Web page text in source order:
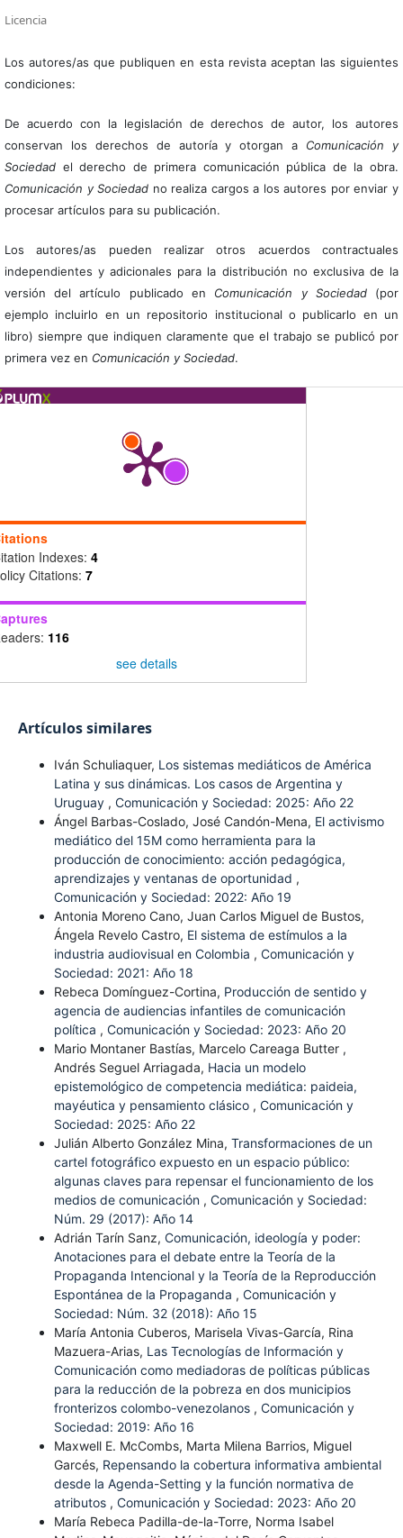
Licencia
Los autores/as que publiquen en esta revista aceptan las siguientes
condiciones:
De acuerdo con la legislación de derechos de autor, los autores
conservan los derechos de autoría y otorgan a Comunicación y
Sociedadel derecho de primera comunicación pública de la obra.
Comunicación y Sociedad no realiza cargos a los autores por enviar y
procesar artículos para su publicación.
Los autores/as pueden realizar otros acuerdos contractuales
independientes y adicionales para la distribución no exclusiva de la
versión del artículo publicado en Comunicación y Sociedad(por
ejemplo incluirlo en un repositorio institucional o publicarlo en un
libro) siempre que indiquen claramente que el trabajo se publicó por
primera vez en Comunicación y Sociedad.
Indexes: 4
Citations: 7
116
see details
Artículos similares
Iván Schuliaquer, Los sistemas mediáticos de América
Latina y sus dinámicas. Los casos de Argentina y
Uruguay , Comunicación y Sociedad: 2025: Año 22
Ángel Barbas-Coslado, José Candón-Mena, El activismo
mediático del 15M como herramienta para la
producción de conocimiento: acción pedagógica,
aprendizajes y ventanas de oportunidad ,
Comunicación y Sociedad: 2022: Año 19
Antonia Moreno Cano, Juan Carlos Miguel de Bustos,
Ángela Revelo Castro, El sistema de estímulos a la
industria audiovisual en Colombia , Comunicación y
Sociedad: 2021: Año 18
Rebeca Domínguez-Cortina, Producción de sentido y
agencia de audiencias infantiles de comunicación
política , Comunicación y Sociedad: 2023: Año 20
Mario Montaner Bastías, Marcelo Careaga Butter ,
Andrés Seguel Arriagada, Hacia un modelo
epistemológico de competencia mediática: paideia,
mayéutica y pensamiento clásico , Comunicación y
Sociedad: 2025: Año 22
Julián Alberto González Mina, Transformaciones de un
cartel fotográfico expuesto en un espacio público:
algunas claves para repensar el funcionamiento de los
medios de comunicación , Comunicación y Sociedad:
Núm. 29 (2017): Año 14
Adrián Tarín Sanz, Comunicación, ideología y poder:
Anotaciones para el debate entre la Teoría de la
Propaganda Intencional y la Teoría de la Reproducción
Espontánea de la Propaganda , Comunicación y
Sociedad: Núm. 32 (2018): Año 15
María Antonia Cuberos, Marisela Vivas-García, Rina
Mazuera-Arias, Las Tecnologías de Información y
Comunicación como mediadoras de políticas públicas
para la reducción de la pobreza en dos municipios
fronterizos colombo-venezolanos , Comunicación y
Sociedad: 2019: Año 16
Maxwell E. McCombs, Marta Milena Barrios, Miguel
Garcés, Repensando la cobertura informativa ambiental
desde la Agenda-Setting y la función normativa de
atributos , Comunicación y Sociedad: 2023: Año 20
María Rebeca Padilla-de-la-Torre, Norma Isabel